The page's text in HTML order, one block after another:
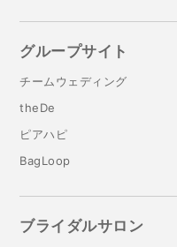
グループサイト
チームウェディング
theDe
ピアハピ
BagLoop
ブライダルサロン